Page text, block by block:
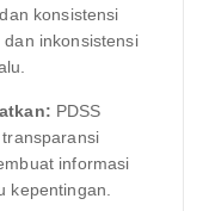
konsistensi
inkonsistensi
PDSS
informasi
kepentingan.